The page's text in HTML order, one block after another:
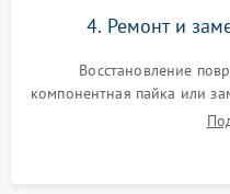
4. Ремонт и
Восстановление
компонентная пайка или